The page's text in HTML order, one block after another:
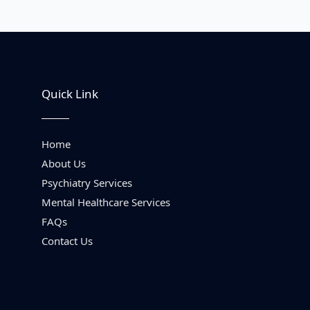
Quick Link
Home
About Us
Psychiatry Services
Mental Healthcare Services
FAQs
Contact Us